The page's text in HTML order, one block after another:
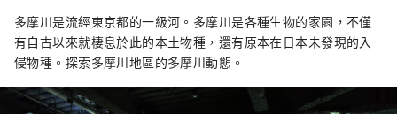
多摩川是流經東京都的一級河。多摩川是各種生物的家園，不僅
有自古以來就棲息於此的本土物種，還有原本在日本未發現的入
侵物種。探索多摩川地區的多摩川動態。